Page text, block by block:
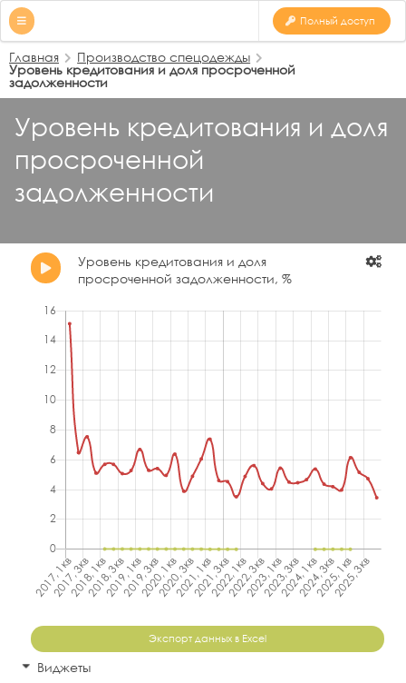
Полный доступ
Главная Производство спецодежды
Уровень кредитования и доля просроченной
задолженности
Уровень кредитования и доля
просроченной
задолженности
Уровень кредитования и доля
просроченной задолженности, %
Экспорт данных в Excel
Виджеты